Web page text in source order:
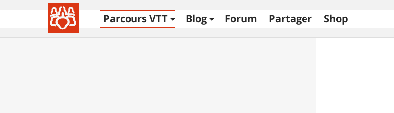
Parcours VTT Blog Forum Partager Shop